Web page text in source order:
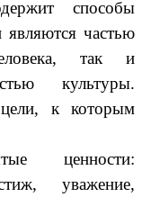
способы
являются частью
так и
культуры.
к которым
ценности:
уважение,